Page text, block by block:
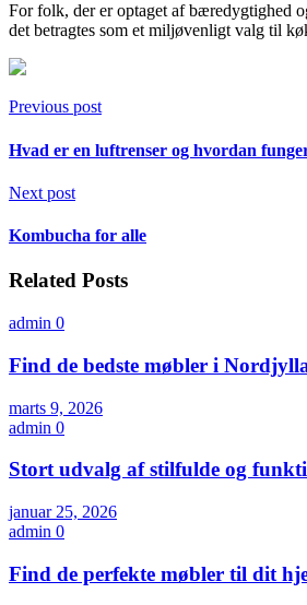
For folk, der er optaget af ​​bæredygtighed
det betragtes som et miljøvenligt valg til
Previous post
Hvad er en luftrenser og hvordan
Next post
Kombucha for alle
Related Posts
admin 0
Find de bedste møbler i
marts 9, 2026
admin 0
Stort udvalg af stilfulde og
januar 25, 2026
admin 0
Find de perfekte møbler til dit